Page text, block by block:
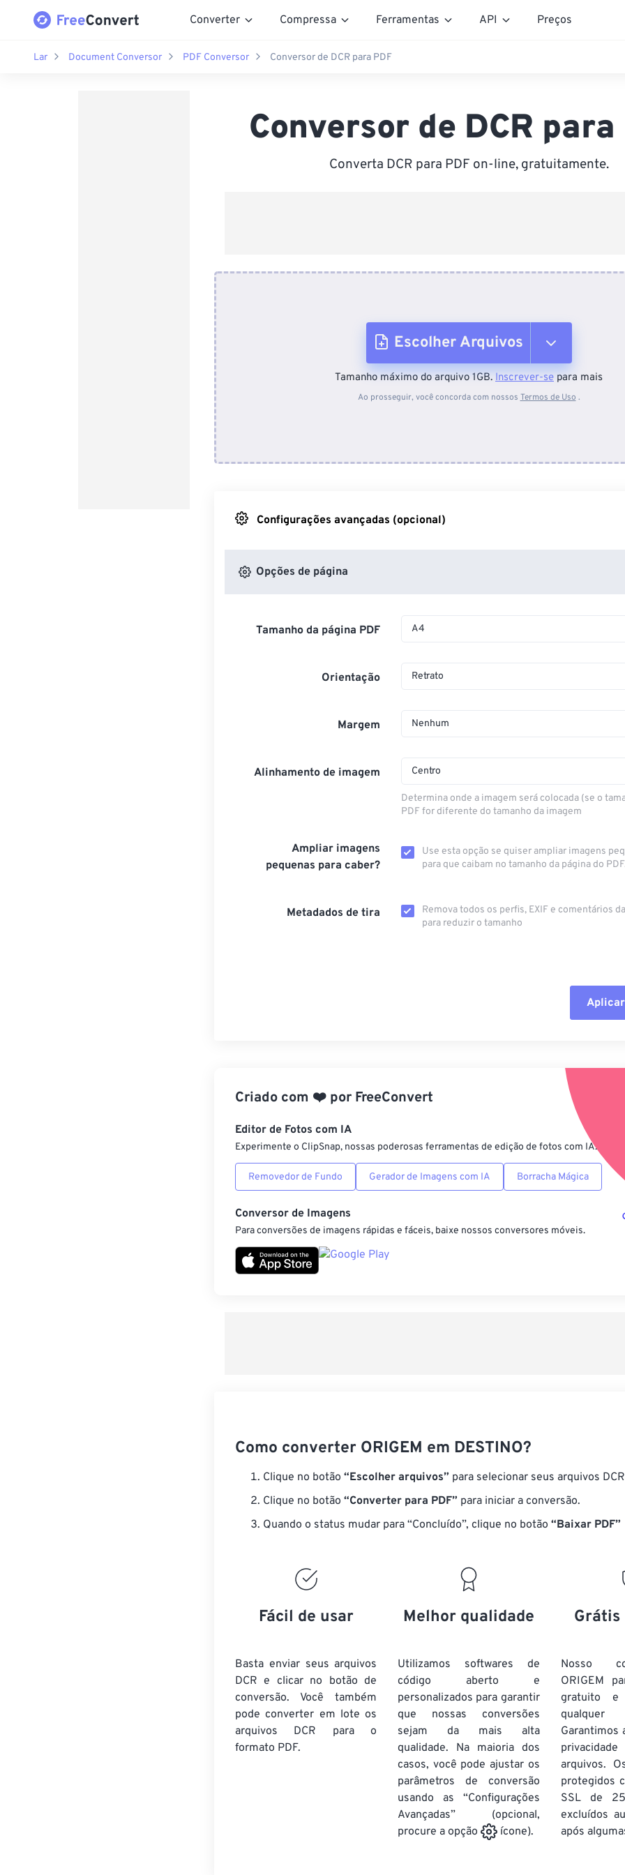
Converter Compressa Ferramentas API Preços
Lar Document Conversor PDF Conversor Conversor de DCR para PDF
Conversor de DCR para
Converta DCR para PDF on-line, gratuitamente.
Escolher Arquivos
Do dispositivo
Tamanho máximo do arquivo 1GB. Inscrever-se para mais
Ao prosseguir, você concorda com nossos Termos de Uso .
Configurações avançadas (opcional)
Opções de página
Tamanho da página PDF A4
Orientação Retrato
Margem Nenhum
Alinhamento de imagem Centro
Determina onde a imagem será colocada (se o
PDF for diferente do tamanho da imagem
Ampliar imagens
pequenas para caber?
Use esta opção se quiser ampliar imagens
para que caibam no tamanho da página do
Metadados de tira
Remova todos os perfis, EXIF ​​e comentários
para reduzir o tamanho
Aplicar a partir
Salvar como
Criado com ❤️ por FreeConvert
Editor de Fotos com IA
Experimente o ClipSnap, nossas poderosas ferramentas de edição de fotos com IA.
Removedor de Fundo Gerador de Imagens com IA Borracha Mágica
Conversor de Imagens
Para conversões de imagens rápidas e fáceis, baixe nossos conversores móveis.
Como converter ORIGEM em DESTINO?
Clique no botão “Escolher arquivos” para selecionar seus arquivos
Clique no botão “Converter para PDF” para iniciar a conversão.
Quando o status mudar para “Concluído”, clique no botão “Baixar PDF”
Fácil de usar
Basta enviar seus arquivos
DCR e clicar no botão de
conversão. Você também
pode converter em loteos
arquivos DCR para o
formato PDF.
Melhor qualidade
Utilizamos softwares de
código aberto e
personalizados para garantir
que nossas conversões
sejam da mais alta
qualidade. Na maioria dos
casos, você pode ajustar os
parâmetros de conversão
usando as “Configurações
Avançadas” (opcional,
procure a opção
ícone).
Grátis
Nosso
ORIGEM
gratuito e
qualquer
Garantimos
arquivos.
protegidos
SSL de
excluídos
após